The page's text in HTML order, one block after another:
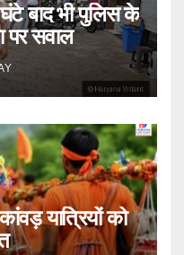
बाद भी पुलिस के
पर सवाल
यात्रियों को